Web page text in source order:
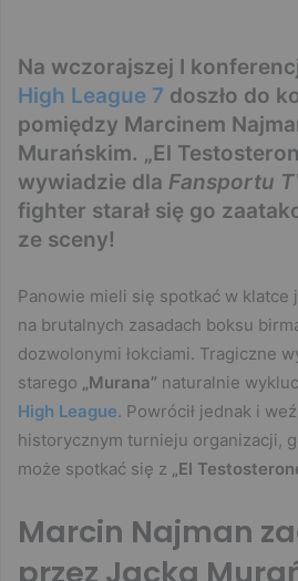
Na wczorajszej I
High League 7 doszło do
pomiędzy Marcinem
Murańskim. „El
wywiadzie dla Fansportu
fighter starał się go
ze sceny!
Panowie mieli się spotkać w klatce
na brutalnych zasadach boksu
dozwolonymi łokciami. Tragiczne
starego
„Murana” naturalnie
High League. Powrócił jednak i
historycznym turnieju organizacji,
może spotkać się z
„El
Marcin Najman
przez Jacka